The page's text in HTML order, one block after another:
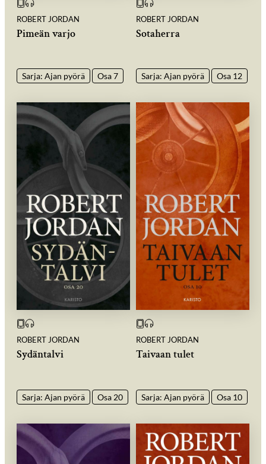
ROBERT JORDAN
Pimeän varjo
Sarja: Ajan pyörä Osa 7
ROBERT JORDAN
Sotaherra
Sarja: Ajan pyörä Osa 12
ROBERT JORDAN
Sydäntalvi
Sarja: Ajan pyörä Osa 20
ROBERT JORDAN
Taivaan tulet
Sarja: Ajan pyörä Osa 10